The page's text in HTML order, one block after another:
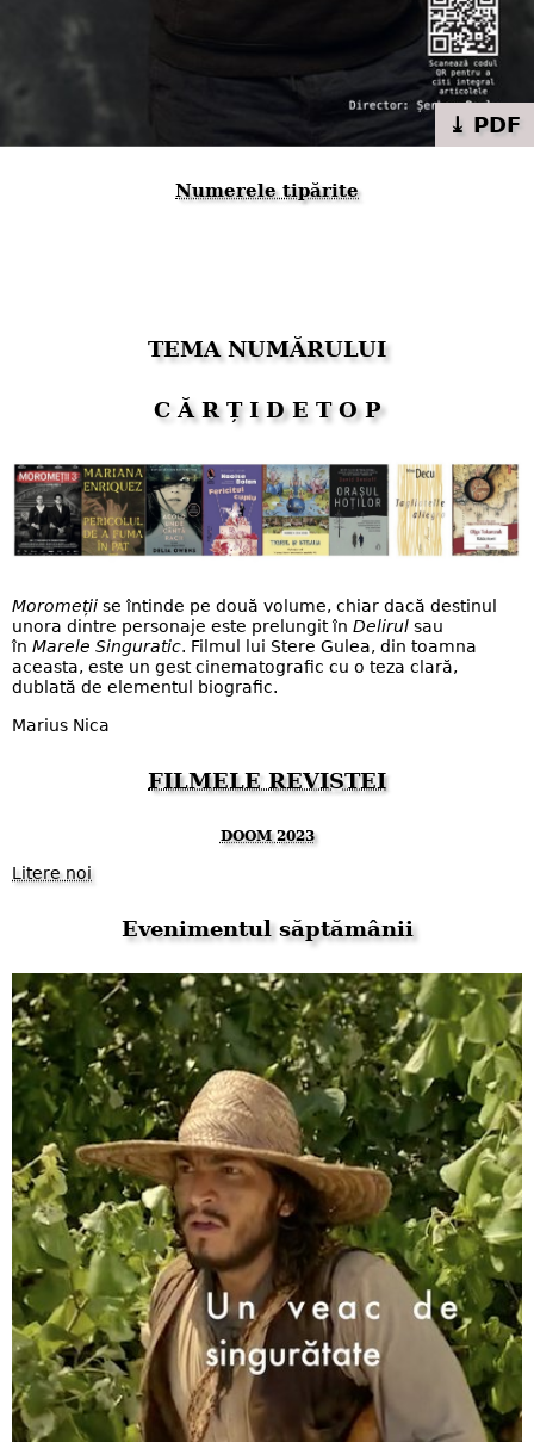
⤓ PDF
Numerele tipărite
TEMA NUMĂRULUI
C Ă R Ț I D E T O P
Moromeții se întinde pe două volume, chiar dacă destinul
unora dintre personaje este prelungit în Delirul sau
în Marele Singuratic. Filmul lui Stere Gulea, din toamna
aceasta, este un gest cinematografic cu o teza clară,
dublată de elementul biografic.
Marius Nica
FILMELE REVISTEI
DOOM 2023
Litere noi
Evenimentul săptămânii